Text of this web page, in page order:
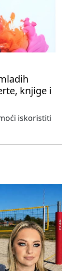
knjige i
iskoristiti